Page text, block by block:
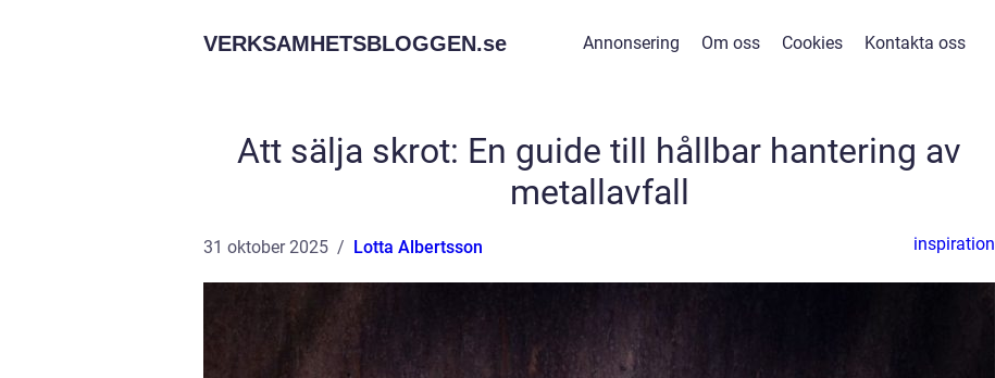
VERKSAMHETSBLOGGEN.se Annonsering Om oss Cookies Kontakta oss
Att sälja skrot: En guide till hållbar hantering av
metallavfall
31 oktober 2025 Lotta Albertsson inspiration